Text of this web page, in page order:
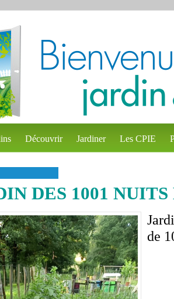
Découvrir Jardiner Les CPIE
DES 1001 NUITS
de